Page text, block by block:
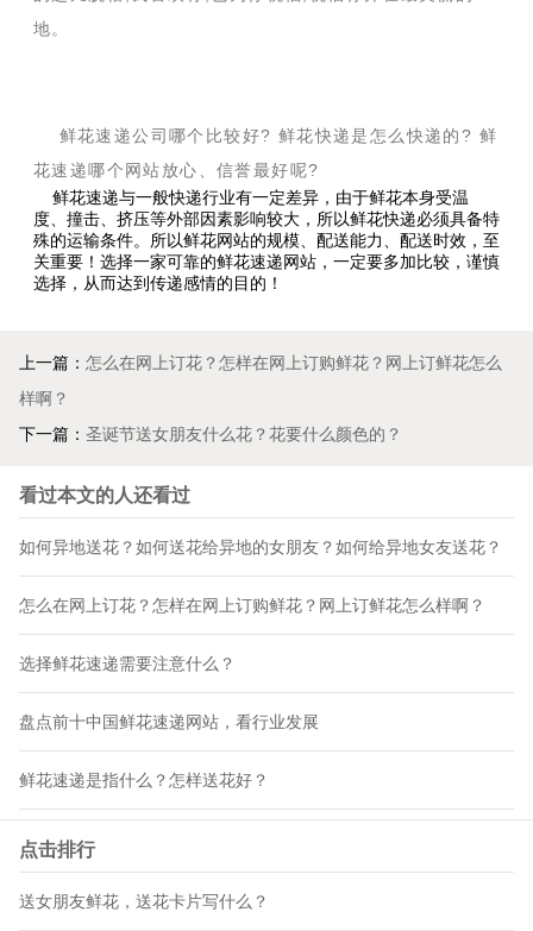
地。
鲜花速递公司哪个比较好? 鲜花快递是怎么快递的? 鲜
花速递哪个网站放心、信誉最好呢?
鲜花速递与一般快递行业有一定差异，由于鲜花本身受温
度、撞击、挤压等外部因素影响较大，所以鲜花快递必须具备特
殊的运输条件。所以鲜花网站的规模、配送能力、配送时效，至
关重要！选择一家可靠的鲜花速递网站，一定要多加比较，谨慎
选择，从而达到传递感情的目的！
上一篇： 怎么在网上订花？怎样在网上订购鲜花？网上订鲜花怎么
样啊？
下一篇： 圣诞节送女朋友什么花？花要什么颜色的？
看过本文的人还看过
如何异地送花？如何送花给异地的女朋友？如何给异地女友送花？
怎么在网上订花？怎样在网上订购鲜花？网上订鲜花怎么样啊？
选择鲜花速递需要注意什么？
盘点前十中国鲜花速递网站，看行业发展
鲜花速递是指什么？怎样送花好？
点击排行
送女朋友鲜花，送花卡片写什么？